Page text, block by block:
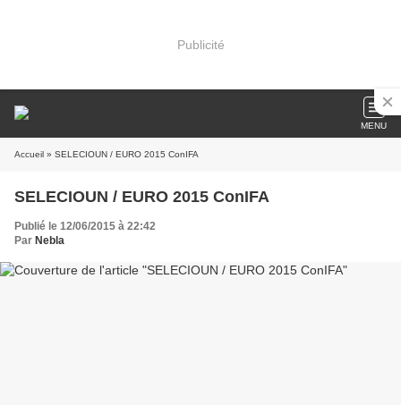
Publicité
MENU
Accueil » SELECIOUN / EURO 2015 ConIFA
SELECIOUN / EURO 2015 ConIFA
Publié le 12/06/2015 à 22:42
Par Nebla